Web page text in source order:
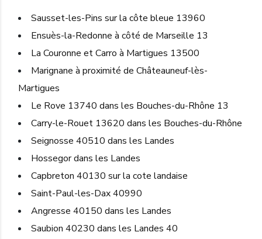
Sausset-les-Pins sur la côte bleue 13960
Ensuès-la-Redonne à côté de Marseille 13
La Couronne et Carro à Martigues 13500
Marignane à proximité de Châteauneuf-lès-
Martigues
Le Rove 13740 dans les Bouches-du-Rhône 13
Carry-le-Rouet 13620 dans les Bouches-du-Rhône
Seignosse 40510 dans les Landes
Hossegor dans les Landes
Capbreton 40130 sur la cote landaise
Saint-Paul-les-Dax 40990
Angresse 40150 dans les Landes
Saubion 40230 dans les Landes 40